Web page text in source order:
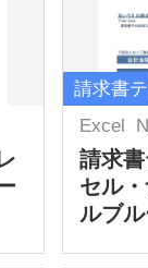
請求書
Excel
請求
セル
ルブ